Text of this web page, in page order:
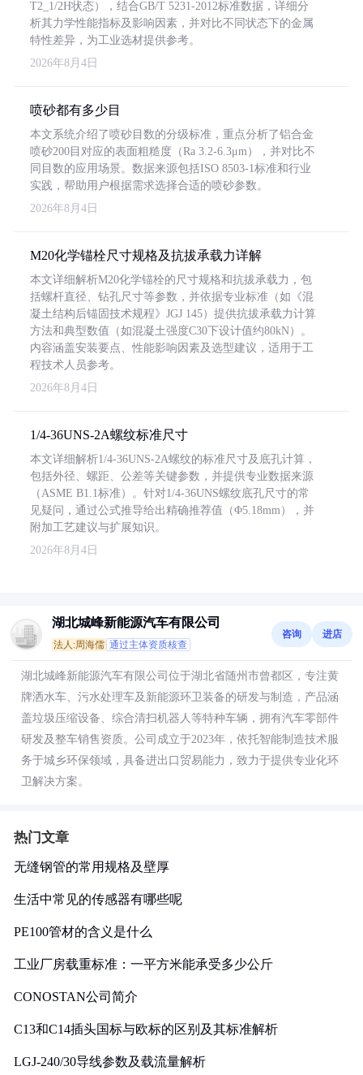
T2_1/2H状态），结合GB/T 5231-2012标准数据，详细分
析其力学性能指标及影响因素，并对比不同状态下的金属
特性差异，为工业选材提供参考。
2026年8月4日
喷砂都有多少目
本文系统介绍了喷砂目数的分级标准，重点分析了铝合金
喷砂200目对应的表面粗糙度（Ra 3.2-6.3μm），并对比不
同目数的应用场景。数据来源包括ISO 8503-1标准和行业
实践，帮助用户根据需求选择合适的喷砂参数。
2026年8月4日
M20化学锚栓尺寸规格及抗拔承载力详解
本文详细解析M20化学锚栓的尺寸规格和抗拔承载力，包
括螺杆直径、钻孔尺寸等参数，并依据专业标准（如《混
凝土结构后锚固技术规程》JGJ 145）提供抗拔承载力计算
方法和典型数值（如混凝土强度C30下设计值约80kN）。
内容涵盖安装要点、性能影响因素及选型建议，适用于工
程技术人员参考。
2026年8月4日
1/4-36UNS-2A螺纹标准尺寸
本文详细解析1/4-36UNS-2A螺纹的标准尺寸及底孔计算，
包括外径、螺距、公差等关键参数，并提供专业数据来源
（ASME B1.1标准）。针对1/4-36UNS螺纹底孔尺寸的常
见疑问，通过公式推导给出精确推荐值（Φ5.18mm），并
附加工艺建议与扩展知识。
2026年8月4日
湖北城峰新能源汽车有限公司
法人:周海儒 通过主体资质核查
咨询 进店
湖北城峰新能源汽车有限公司位于湖北省随州市曾都区，专注黄
牌洒水车、污水处理车及新能源环卫装备的研发与制造，产品涵
盖垃圾压缩设备、综合清扫机器人等特种车辆，拥有汽车零部件
研发及整车销售资质。公司成立于2023年，依托智能制造技术服
务于城乡环保领域，具备进出口贸易能力，致力于提供专业化环
卫解决方案。
热门文章
无缝钢管的常用规格及壁厚
生活中常见的传感器有哪些呢
PE100管材的含义是什么
工业厂房载重标准：一平方米能承受多少公斤
CONOSTAN公司简介
C13和C14插头国标与欧标的区别及其标准解析
LGJ-240/30导线参数及载流量解析